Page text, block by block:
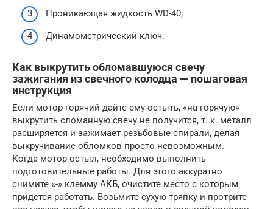
Проникающая жидкость WD-40;
Динамометрический ключ.
Как выкрутить обломавшуюся свечу
зажигания из свечного колодца — пошаговая
инструкция
Если мотор горячий дайте ему остыть, «на горячую»
выкрутить сломанную свечу не получится, т. к. металл
расширяется и зажимает резьбовые спирали, делая
выкручивание обломков просто невозможным.
Когда мотор остыл, необходимо выполнить
подготовительные работы. Для этого аккуратно
снимите «-» клемму АКБ, очистите место с которым
придется работать. Возьмите сухую тряпку и протрите